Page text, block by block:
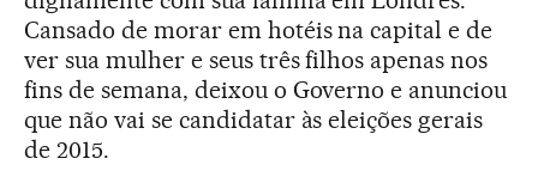
Cansado de morar em hotéis na capital e de
ver sua mulher e seus três filhos apenas nos
fins de semana, deixou o Governo e anunciou
que não vai se candidatar às eleições gerais
de 2015.